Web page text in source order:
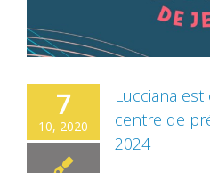
7
10, 2020
Lucciana
centre de
2024